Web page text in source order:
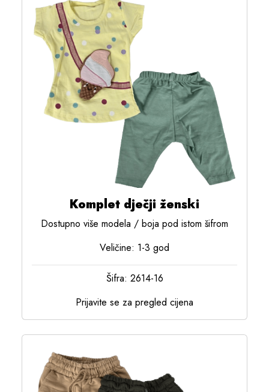
Komplet dječji ženski
Dostupno više modela / boja pod istom šifrom
Veličine: 1-3 god
Šifra: 2614-16
Prijavite se za pregled cijena